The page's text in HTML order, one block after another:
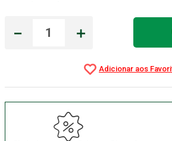
＋
－ Gaze Esteril
Cadeira Banho
10º Gaze